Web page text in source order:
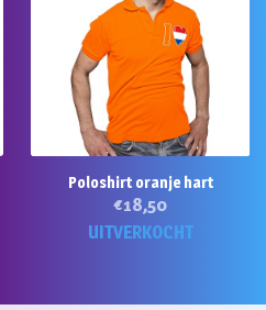
Poloshirt oranje hart
€18,50
UITVERKOCHT